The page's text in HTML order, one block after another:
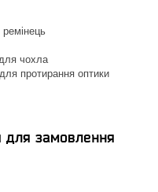
чохла
протирання оптики
для замовлення